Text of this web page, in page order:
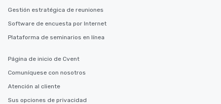
Gestión estratégica de reuniones
Software de encuesta por Internet
Plataforma de seminarios en línea
Página de inicio de Cvent
Comuníquese con nosotros
Atención al cliente
Sus opciones de privacidad